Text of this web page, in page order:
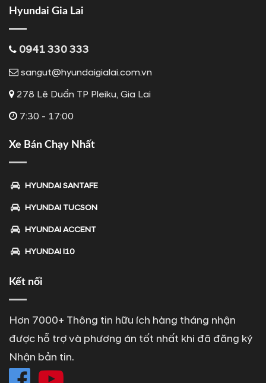
Hyundai Gia Lai
0941 330 333
sangut@hyundaigialai.com.vn
278 Lê Duẩn TP Pleiku, Gia Lai
7:30 - 17:00
Xe Bán Chạy Nhất
HYUNDAI SANTAFE
HYUNDAI TUCSON
HYUNDAI ACCENT
HYUNDAI I10
Kết nối
Hơn 7000+ Thông tin hữu ích hàng tháng nhận
được hỗ trợ và phương án tốt nhất khi đã đăng ký
Nhận bản tin.